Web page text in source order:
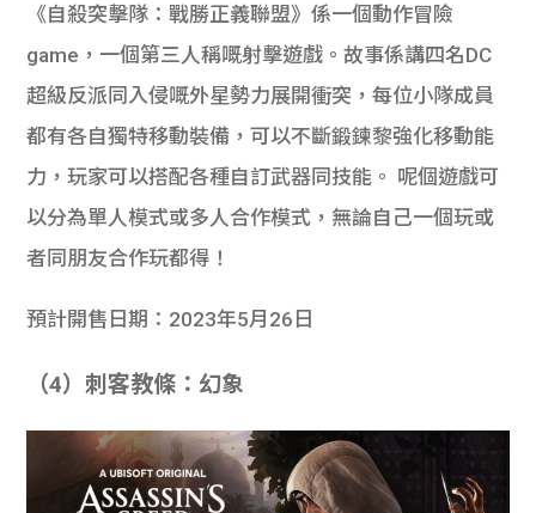
《自殺突擊隊：戰勝正義聯盟》係一個動作冒險
game，一個第三人稱嘅射擊遊戲。故事係講四名DC
超級反派同入侵嘅外星勢力展開衝突，每位小隊成員
都有各自獨特移動裝備，可以不斷鍛鍊黎強化移動能
力，玩家可以搭配各種自訂武器同技能。 呢個遊戲可
以分為單人模式或多人合作模式，無論自己一個玩或
者同朋友合作玩都得！
預計開售日期：2023年5月26日
（4）刺客教條：幻象